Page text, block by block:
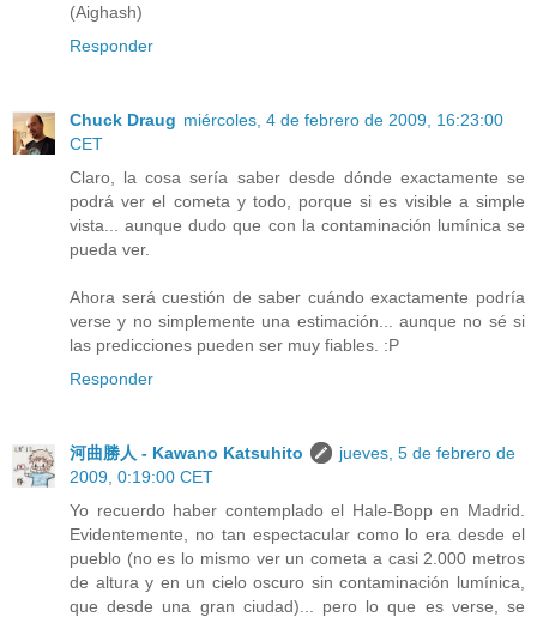
(Aighash)
Responder
Chuck Draug miércoles, 4 de febrero de 2009, 16:23:00
CET
Claro, la cosa sería saber desde dónde exactamente se
podrá ver el cometa y todo, porque si es visible a simple
vista... aunque dudo que con la contaminación lumínica se
pueda ver.
Ahora será cuestión de saber cuándo exactamente podría
verse y no simplemente una estimación... aunque no sé si
las predicciones pueden ser muy fiables. :P
Responder
河曲勝人 - Kawano Katsuhito
jueves, 5 de febrero de
2009, 0:19:00 CET
Yo recuerdo haber contemplado el Hale-Bopp en Madrid.
Evidentemente, no tan espectacular como lo era desde el
pueblo (no es lo mismo ver un cometa a casi 2.000 metros
de altura y en un cielo oscuro sin contaminación lumínica,
que desde una gran ciudad)... pero lo que es verse, se